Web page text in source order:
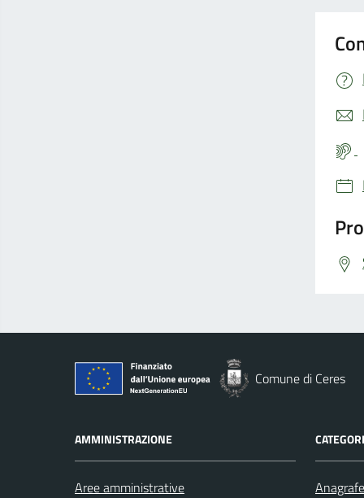
Comune di Ceres
AMMINISTRAZIONE
Aree amministrative